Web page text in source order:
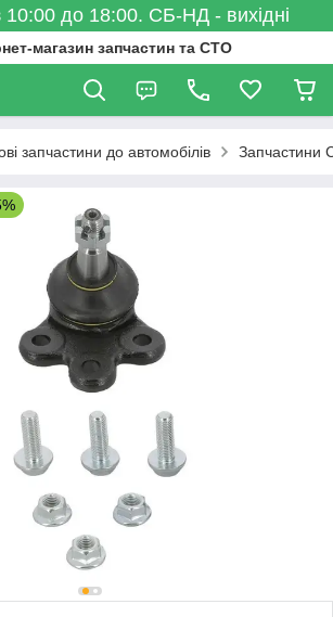
до 18:00. СБ-НД - вихідні
магазин запчастин та СТО
запчастини до автомобілів Запчастини